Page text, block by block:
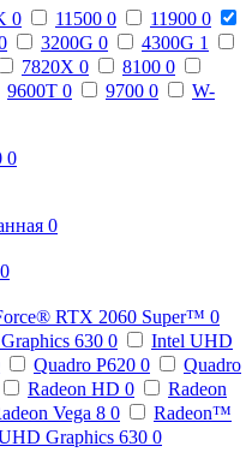
0 11500 0 11900 0
3200G 0 4300G 1
7820X 0 8100 0
9600T 0 9700 0
W-
0
0
0
RTX 2060 Super™ 0
630 0
Intel UHD
Quadro P620 0
Quadro
Radeon HD 0
Radeon
Vega 8 0
Radeon™
Graphics 630 0